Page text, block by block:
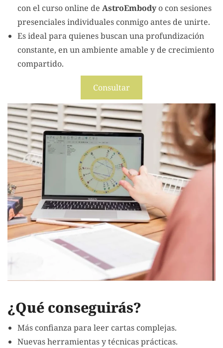
con el curso online de AstroEmbodyo con sesiones
presenciales individuales conmigo antes de unirte.
Es ideal para quienes buscan una profundización
constante, en un ambiente amable y de crecimiento
compartido.
Consultar
¿Qué conseguirás?
Más confianza para leer cartas complejas.
Nuevas herramientas y técnicas prácticas.